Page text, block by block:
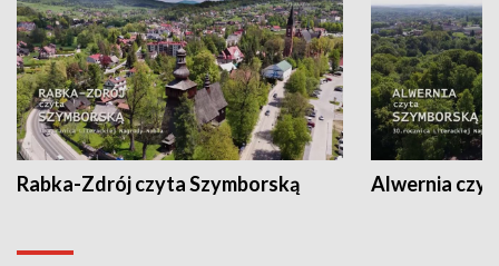
Rabka-Zdrój czyta Szymborską Alwernia